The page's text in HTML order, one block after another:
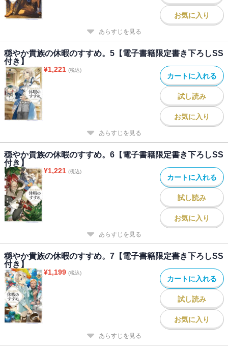
お気に入り
あらすじを見る
穏やか貴族の休暇のすすめ。5【電子書籍限定書き下ろしSS
付き】
¥1,221 (税込)
カートに入れる
試し読み
お気に入り
あらすじを見る
穏やか貴族の休暇のすすめ。6【電子書籍限定書き下ろしSS
付き】
¥1,221 (税込)
カートに入れる
試し読み
お気に入り
あらすじを見る
穏やか貴族の休暇のすすめ。7【電子書籍限定書き下ろしSS
付き】
¥1,199 (税込)
カートに入れる
試し読み
お気に入り
あらすじを見る